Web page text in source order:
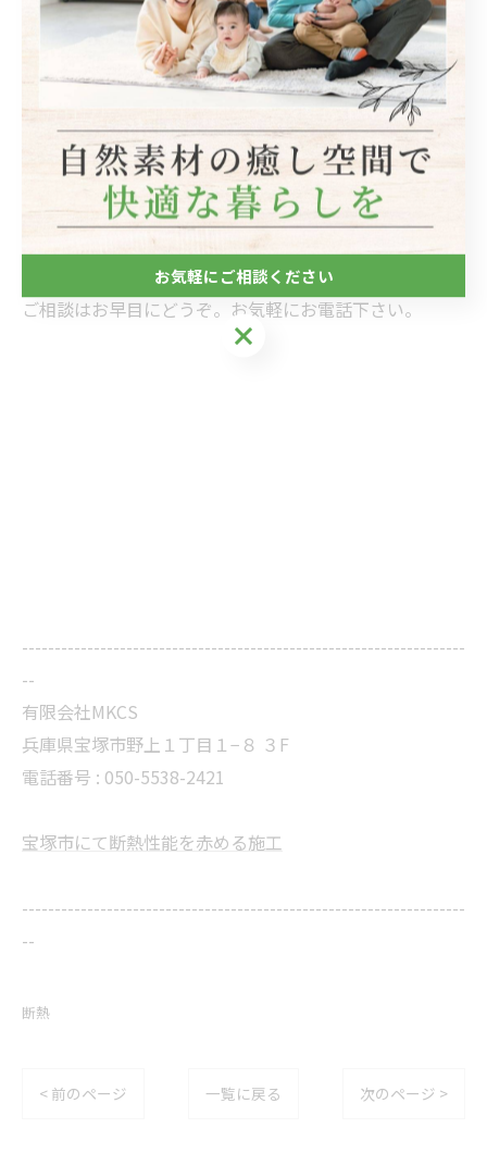
「子育てグリーン住宅支援事業」
「先進的窓リノベ2025事業」
「給湯省エネ事業」
「賃貸集合給湯省エネ2025事業」
補助金には上限があります。すでに申請はどんどんされ
ていますので、予定している補助金の額が来たら受付が
終了となります。
ご相談はお早目にどうぞ。お気軽にお電話下さい。
--------------------------------------------------------------------
--
有限会社MKCS
兵庫県宝塚市野上１丁目１−８ ３F
電話番号 : 050-5538-2421
宝塚市にて断熱性能を赤める施工
--------------------------------------------------------------------
--
断熱
< 前のページ 一覧に戻る 次のページ >
お気軽にご相談ください
お気軽にご相談ください